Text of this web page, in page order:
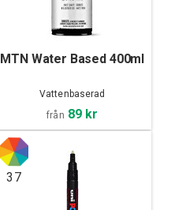
MTN Water Based 400ml
Vattenbaserad
från 89 kr
37